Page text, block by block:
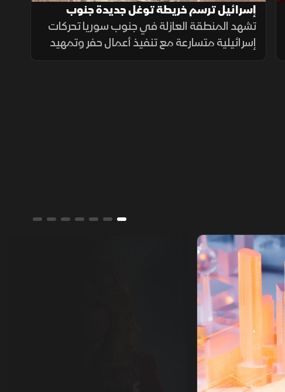
إسرائيل ترسم خريطة توغل جديدة جنوب
سوريا
تشهد المنطقة العازلة في جنوب سوريا تحركات
إسرائيلية متسارعة مع تنفيذ أعمال حفر وتمهيد
لشبكة طرق جديدة تمتد من السفوح الجنوبية